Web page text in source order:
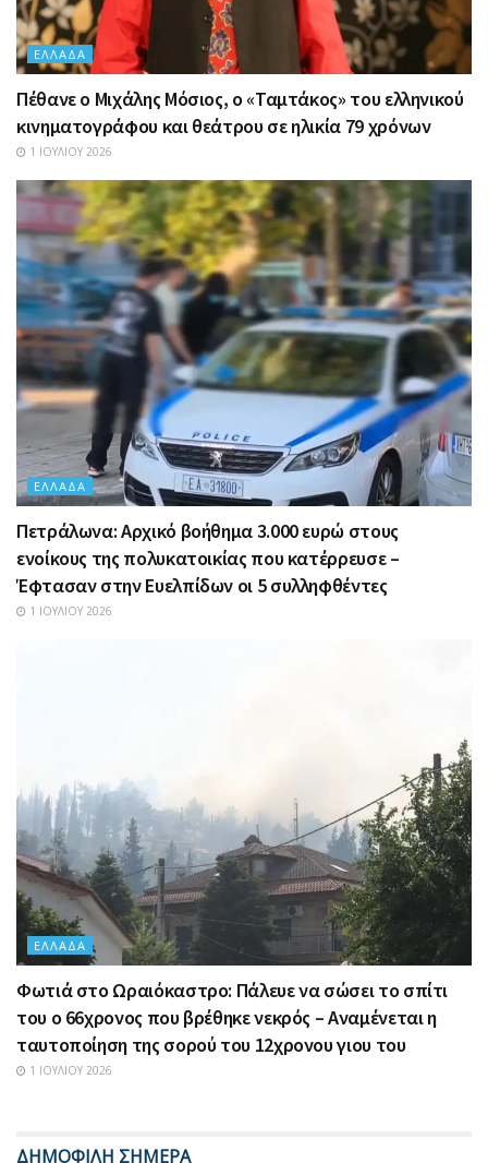
ΕΛΛΆΔΑ
Πέθανε ο Μιχάλης Μόσιος, ο «Ταμτάκος» του ελληνικού
κινηματογράφου και θεάτρου σε ηλικία 79 χρόνων
1 ΙΟΥΛΊΟΥ 2026
ΕΛΛΆΔΑ
Πετράλωνα: Αρχικό βοήθημα 3.000 ευρώ στους
ενοίκους της πολυκατοικίας που κατέρρευσε –
Έφτασαν στην Ευελπίδων οι 5 συλληφθέντες
1 ΙΟΥΛΊΟΥ 2026
ΕΛΛΆΔΑ
Φωτιά στο Ωραιόκαστρο: Πάλευε να σώσει το σπίτι
του ο 66χρονος που βρέθηκε νεκρός – Αναμένεται η
ταυτοποίηση της σορού του 12χρονου γιου του
1 ΙΟΥΛΊΟΥ 2026
ΔΗΜΟΦΙΛΗ ΣΗΜΕΡΑ